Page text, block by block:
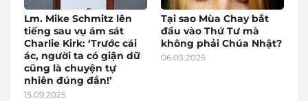
Lm. Mike Schmitz lên
tiếng sau vụ ám sát
Charlie Kirk: ‘Trước cái
ác, người ta có giận dữ
cũng là chuyện tự
nhiên đúng đắn!’
15.09.2025
Tại sao Mùa Chay bắt
đầu vào Thứ Tư mà
không phải Chúa Nhật?
06.03.2025